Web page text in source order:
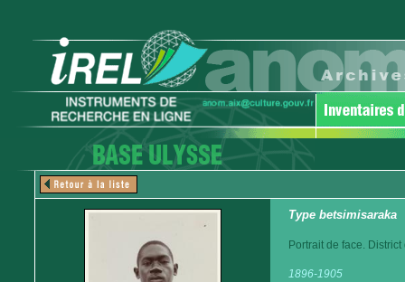
Type betsimisaraka
Portrait de face.
1896-1905